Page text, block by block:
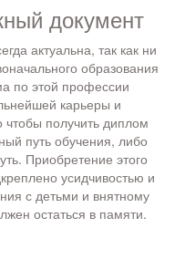
документ
актуальна, так как ни
образования
по этой профессии
карьеры и
чтобы получить диплом
путь обучения, либо
Приобретение этого
усидчивостью и
с детьми и внятному
остаться в памяти.